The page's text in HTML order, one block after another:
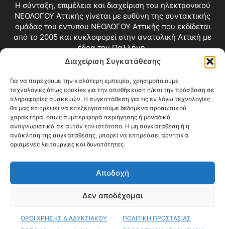
Διαχείριση Συγκατάθεσης
Για να παρέχουμε την καλύτερη εμπειρία, χρησιμοποιούμε
τεχνολογίες όπως cookies για την αποθήκευση ή/και την πρόσβαση σε
πληροφορίες συσκευών. Η συγκατάθεση για τις εν λόγω τεχνολογίες
θα μας επιτρέψει να επεξεργαστούμε δεδομένα προσωπικού
χαρακτήρα, όπως συμπεριφορά περιήγησης ή μοναδικά
αναγνωριστικά σε αυτόν τον ιστότοπο. Η μη συγκατάθεση ή η
ανάκληση της συγκατάθεσης, μπορεί να επηρεάσει αρνητικά
ορισμένες λειτουργίες και δυνατότητες.
Αποδοχή
Δεν αποδέχομαι
ΟΡΟΙ ΧΡΗΣΗΣ ΔΙΑΔΥΚΤΙΑΚΟΥ
ΠΟΛΙΤΙΚΗ ΠΡΟΣΤΑΣΙΑΣ
Η σύνταξη, επιμέλεια και διαχείριση του ηλεκτρονικού
ΝΕΟΛΟΓΟΥ Αττικής γίνεται με ευθύνη της συντακτικής
ομάδας του έντυπου ΝΕΟΛΟΓΟΥ Αττικής που εκδίδεται
από το 2005 και κυκλοφορεί στην ανατολική Αττική με
έδρα την Παλλήνη.
Επικοινωνία:info@neologosattikis.gr
ΑΚΟΛΟΥΘΗΣΕ ΜΑΣ
Videos Όροι Χρήσης
© Copyright 2026 ΝΕΟΛΟΓΟΣ ΑΤΤΙΚΗΣ • All Rights Reserved •